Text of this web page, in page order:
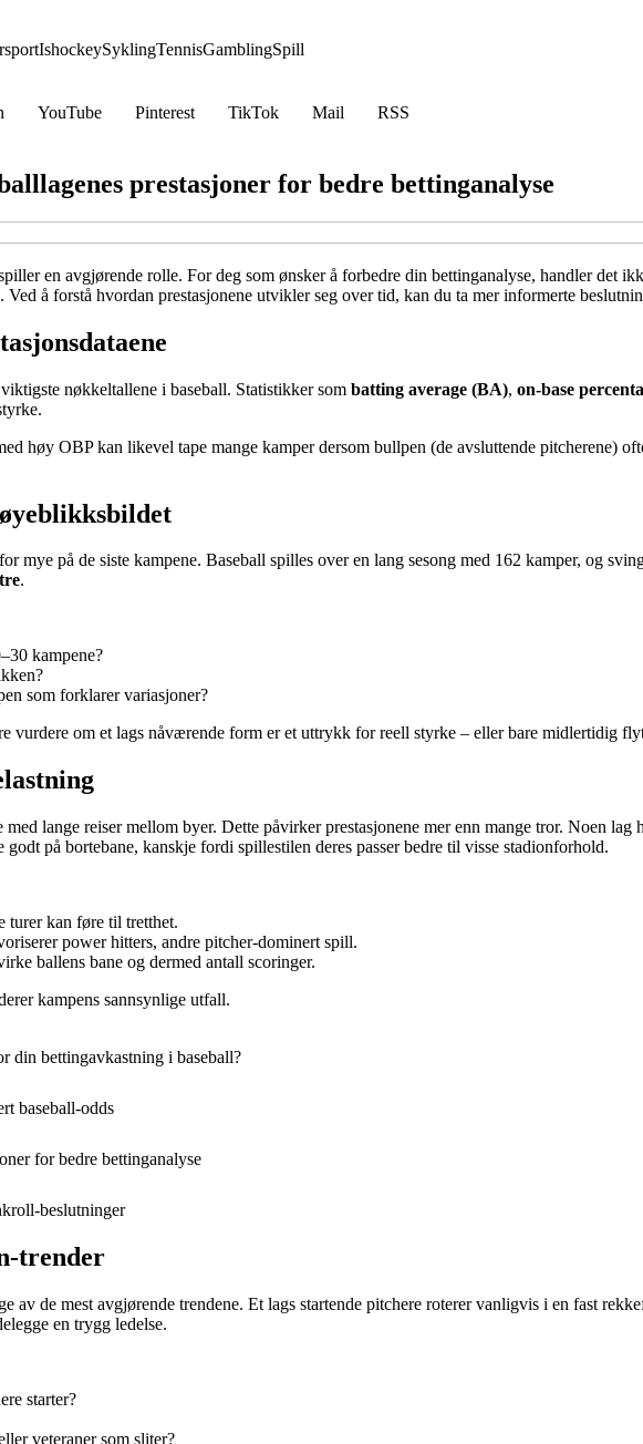
IshockeySyklingTennisGamblingSpill
YouTube Pinterest TikTok Mail
RSS
prestasjoner for bedre bettinganalyse
en avgjørende rolle. For deg som ønsker å forbedre din bettinganalyse, handler det
Ved å forstå hvordan prestasjonene utvikler seg over tid, kan du ta mer informerte
nøkkeltallene i baseball. Statistikker som batting average (BA), on-base
høy OBP kan likevel tape mange kamper dersom bullpen (de avsluttende pitcherene)
mye på de siste kampene. Baseball spilles over en lang sesong med 162 kamper, og
.
kampene?
som forklarer variasjoner?
vurdere om et lags nåværende form er et uttrykk for reell styrke – eller bare midlertidig
lange reiser mellom byer. Dette påvirker prestasjonene mer enn mange tror. Noen
på bortebane, kanskje fordi spillestilen deres passer bedre til visse stadionforhold.
turer kan føre til tretthet.
power hitters, andre pitcher-dominert spill.
ballens bane og dermed antall scoringer.
kampens sannsynlige utfall.
din bettingavkastning i baseball?
baseball-odds
for bedre bettinganalyse
beslutninger
trender
av de mest avgjørende trendene. Et lags startende pitchere roterer vanligvis i en fast
en trygg ledelse.
starter?
veteraner som sliter?